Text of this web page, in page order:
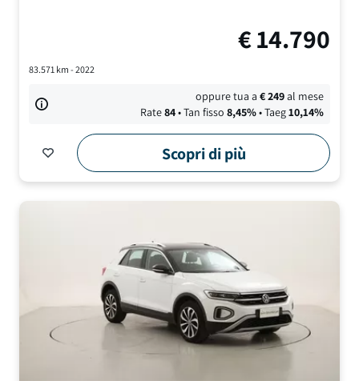
€14.790
83.571km - 2022
oppure tua a€249al mese
Rate84• Tan fisso 8,45%• Taeg10,14%
Scopri di più